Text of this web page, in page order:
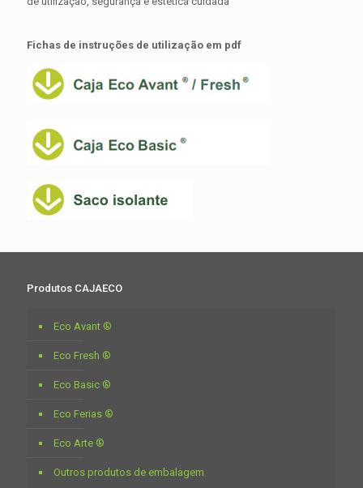
Fichas de instruções de utilização em pdf
Produtos CAJAECO
Eco Avant ®
Eco Fresh ®
Eco Basic ®
Eco Ferias ®
Eco Arte ®
Outros produtos de embalagem